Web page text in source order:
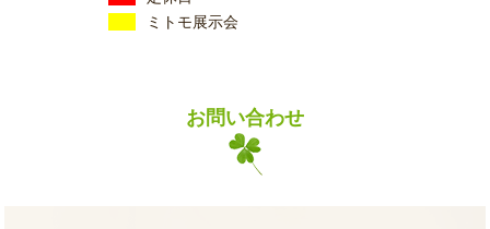
ミトモ展示会
お問い合わせ